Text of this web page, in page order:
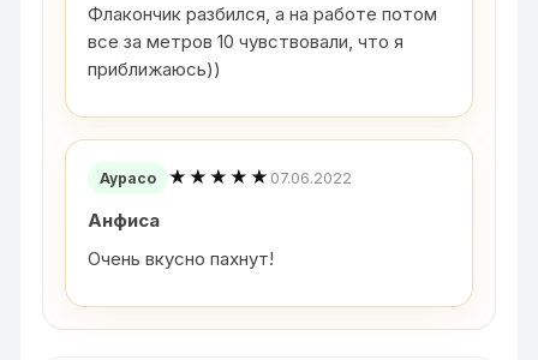
Флакончик разбился, а на работе потом
все за метров 10 чувствовали, что я
приближаюсь))
Аурасо ★★★★★ 07.06.2022
Анфиса
Очень вкусно пахнут!